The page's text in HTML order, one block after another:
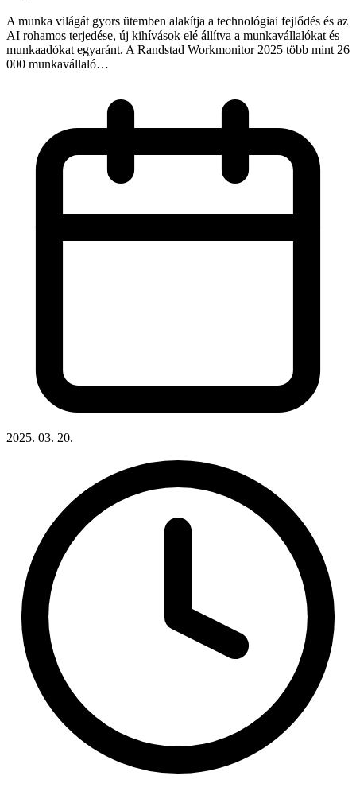
A munka világát gyors ütemben alakítja a technológiai fejlődés és az
AI rohamos terjedése, új kihívások elé állítva a munkavállalókat és
munkaadókat egyaránt. A Randstad Workmonitor 2025 több mint 26
000 munkavállaló…
2025. 03. 20.